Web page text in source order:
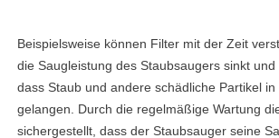
Beispielsweise können Filter mit der Zeit
die Saugleistung des Staubsaugers sinkt und
dass Staub und andere schädliche Partikel in
gelangen. Durch die regelmäßige Wartung
sichergestellt, dass der Staubsauger seine